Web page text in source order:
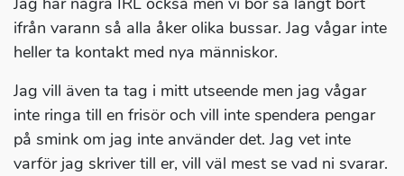
ifrån varann så alla åker olika bussar. Jag vågar inte
heller ta kontakt med nya människor.
Jag vill även ta tag i mitt utseende men jag vågar
inte ringa till en frisör och vill inte spendera pengar
på smink om jag inte använder det. Jag vet inte
varför jag skriver till er, vill väl mest se vad ni svarar.